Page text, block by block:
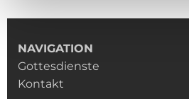
NAVIGATION
Gottesdienste
Kontakt